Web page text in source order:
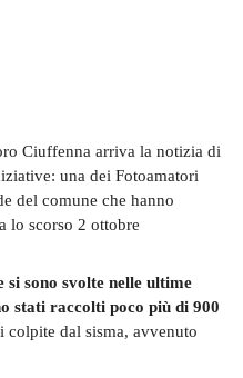
Ciuffenna arriva la notizia di
una dei Fotoamatori
del comune che hanno
lo scorso 2 ottobre
si sono svolte nelle ultime
stati raccolti poco più di 900
colpite dal sisma, avvenuto